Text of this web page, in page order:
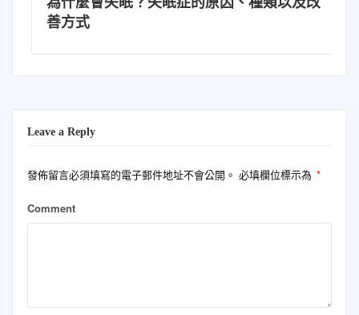
Leave a Reply
發佈留言必須填寫的電子郵件地址不會公開。 必填欄位標示為 *
Comment